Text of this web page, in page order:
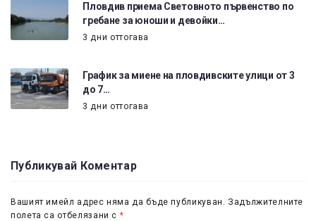
Пловдив приема Световното първенство по
гребане за юноши и девойки…
3 дни оттогава
График за миене на пловдивските улици от 3
до 7…
3 дни оттогава
Публикувай Коментар
Вашият имейл адрес няма да бъде публикуван. Задължителните
полета са отбелязани с *